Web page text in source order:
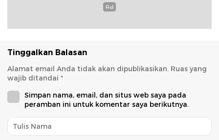
Tinggalkan Balasan
Alamat email Anda tidak akan dipublikasikan. Ruas yang
wajib ditandai *
Simpan nama, email, dan situs web saya pada
peramban ini untuk komentar saya berikutnya.